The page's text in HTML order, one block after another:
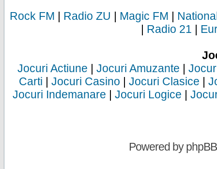
Rock FM | Radio ZU | Magic FM |
| Radio 21 |
Jocuri Actiune | Jocuri Amuzante |
Carti | Jocuri Casino | Jocuri Clasice |
Jocuri Indemanare | Jocuri Logice |
Powered byphpBB